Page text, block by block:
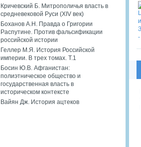
Кричевский Б. Митрополичья власть в
средневековой Руси (XIV век)
Боханов А.Н. Правда о Григории
Распутине. Против фальсификации
российской истории
Геллер М.Я. История Российской
империи. В трех томах. Т.1
Босин Ю.В. Афганистан:
полиэтническое общество и
государственная власть в
историческом контексте
Вайян Дж. История ацтеков